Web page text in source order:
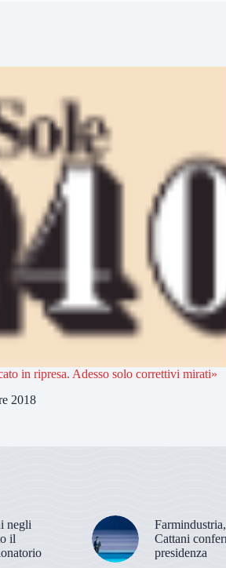
in ripresa. Adesso solo correttivi mirati»
2018
negli
il
Cattani
presidenza